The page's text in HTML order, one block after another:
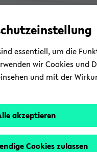
Automatische
vermeiden
zum
wechseln
zum
wechseln
zum
wechseln
essentiell, um die
wir Cookies
und mit der
akzeptieren
Cookies zulassen